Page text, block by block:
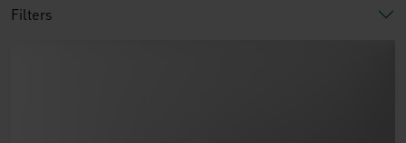
Filters